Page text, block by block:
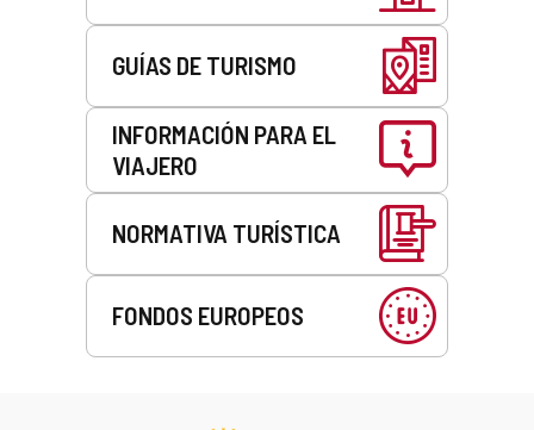
GUÍAS DE TURISMO
INFORMACIÓN PARA EL
VIAJERO
NORMATIVA TURÍSTICA
FONDOS EUROPEOS